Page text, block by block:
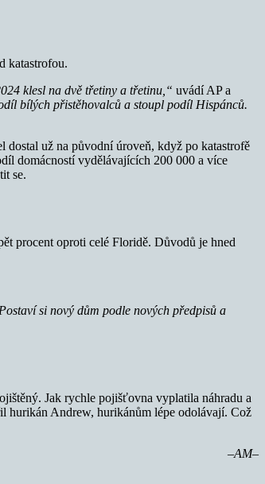
katastrofou.
klesl na dvě třetiny a třetinu,“ uvádí AP a
bílých přistěhovalců a stoupl podíl Hispánců.
už na původní úroveň, když po katastrofě
domácností vydělávajících 200 000 a více
se.
procent oproti celé Floridě. Důvodů je hned
si nový dům podle nových předpisů a
Jak rychle pojišťovna vyplatila náhradu a
hurikán Andrew, hurikánům lépe odolávají. Což
–AM–